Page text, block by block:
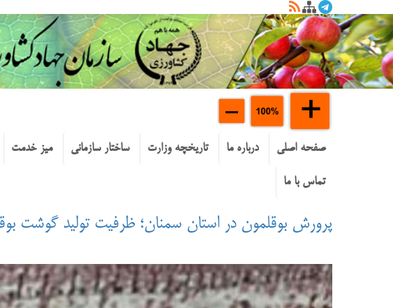
صفحه اصلی درباره ما تاریخچه وزارت ساختار سازمانی میز خدمت
تماس با ما
پرورش بوقلمون در استان سمنان؛ ظرفیت تولید گوشت بوقلمون